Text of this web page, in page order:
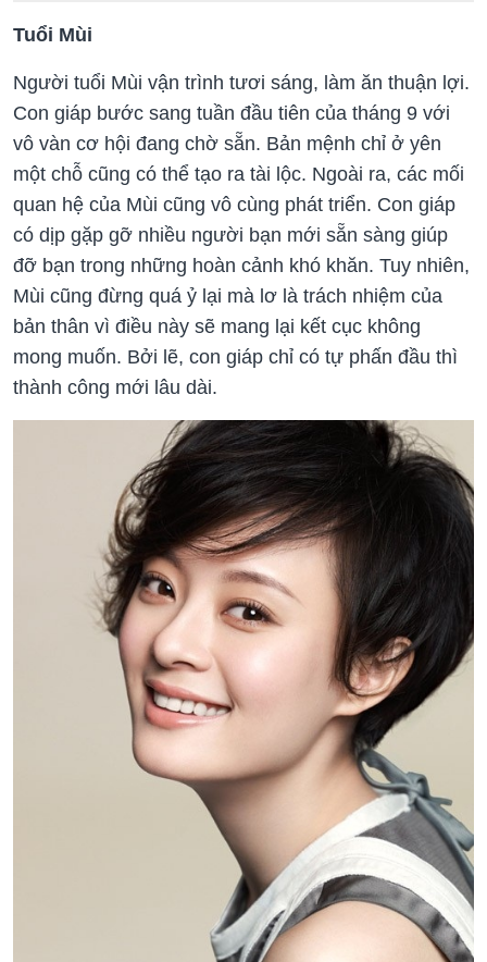
Tuổi Mùi
Người tuổi Mùi vận trình tươi sáng, làm ăn thuận lợi.
Con giáp bước sang tuần đầu tiên của tháng 9 với
vô vàn cơ hội đang chờ sẵn. Bản mệnh chỉ ở yên
một chỗ cũng có thể tạo ra tài lộc. Ngoài ra, các mối
quan hệ của Mùi cũng vô cùng phát triển. Con giáp
có dịp gặp gỡ nhiều người bạn mới sẵn sàng giúp
đỡ bạn trong những hoàn cảnh khó khăn. Tuy nhiên,
Mùi cũng đừng quá ỷ lại mà lơ là trách nhiệm của
bản thân vì điều này sẽ mang lại kết cục không
mong muốn. Bởi lẽ, con giáp chỉ có tự phấn đầu thì
thành công mới lâu dài.